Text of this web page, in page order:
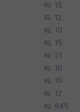
15
12
10
15
21
10
10
12
645